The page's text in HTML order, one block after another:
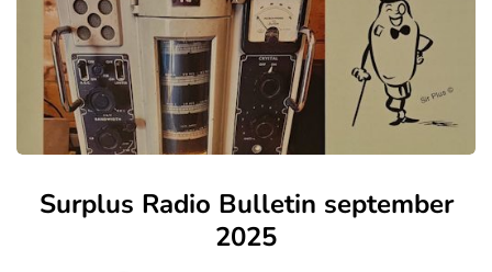
Surplus Radio Bulletin september
2025